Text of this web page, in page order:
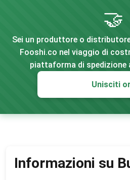
🤝
Sei un produttore o
Fooshi.co nel viaggio di
piattaforma di spedizione
Unisciti
Informazioni su